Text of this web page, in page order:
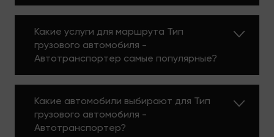
Какие услуги для маршрута Тип
грузового автомобиля -
Автотранспортер самые популярные?
Какие автомобили выбирают для Тип
грузового автомобиля -
Автотранспортер?